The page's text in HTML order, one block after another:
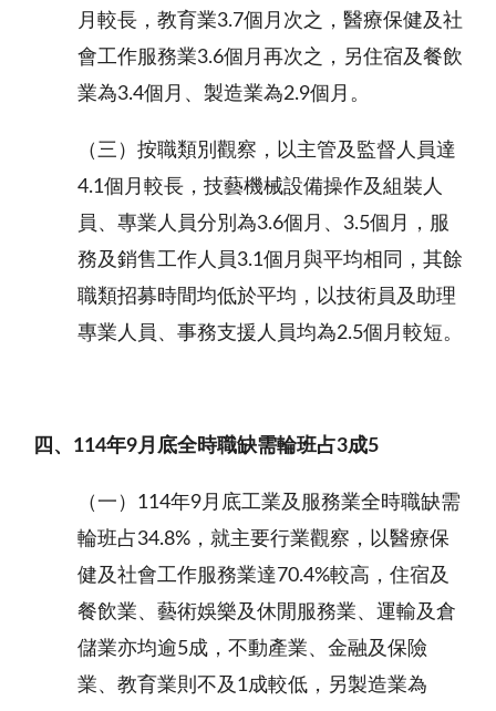
月較長，教育業3.7個月次之，醫療保健及社
會工作服務業3.6個月再次之，另住宿及餐飲
業為3.4個月、製造業為2.9個月。
（三）按職類別觀察，以主管及監督人員達
4.1個月較長，技藝機械設備操作及組裝人
員、專業人員分別為3.6個月、3.5個月，服
務及銷售工作人員3.1個月與平均相同，其餘
職類招募時間均低於平均，以技術員及助理
專業人員、事務支援人員均為2.5個月較短。
四、 114年9月底全時職缺需輪班占3成5
（一）114年9月底工業及服務業全時職缺需
輪班占34.8%，就主要行業觀察，以醫療保
健及社會工作服務業達70.4%較高，住宿及
餐飲業、藝術娛樂及休閒服務業、運輸及倉
儲業亦均逾5成，不動產業、金融及保險
業、教育業則不及1成較低，另製造業為